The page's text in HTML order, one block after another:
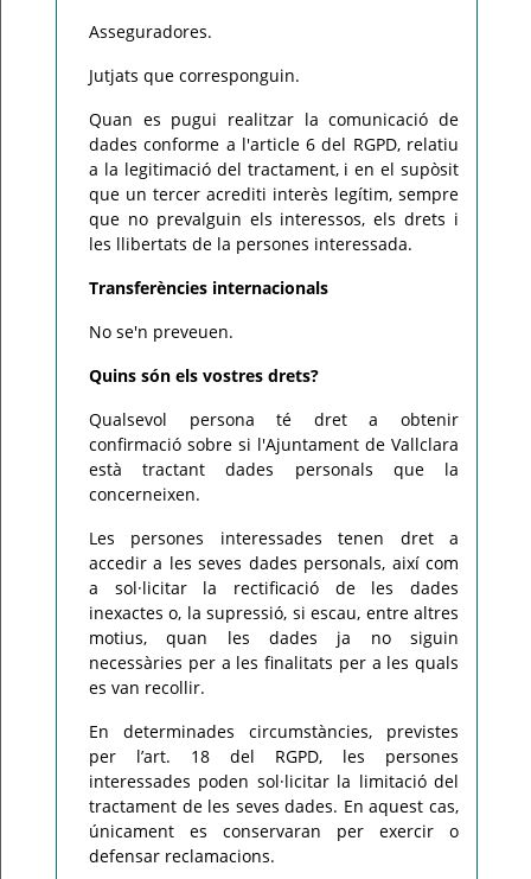
Asseguradores.
Jutjats que corresponguin.
Quan es pugui realitzar la comunicació de
dades conforme a l'article 6 del RGPD, relatiu
a la legitimació del tractament, i en el supòsit
que un tercer acrediti interès legítim, sempre
que no prevalguin els interessos, els drets i
les llibertats de la persones interessada.
Transferències internacionals
No se'n preveuen.
Quins són els vostres drets?
Qualsevol persona té dret a obtenir
confirmació sobre si l'Ajuntament de Vallclara
està tractant dades personals que la
concerneixen.
Les persones interessades tenen dret a
accedir a les seves dades personals, així com
a sol·licitar la rectificació de les dades
inexactes o, la supressió, si escau, entre altres
motius, quan les dades ja no siguin
necessàries per a les finalitats per a les quals
es van recollir.
En determinades circumstàncies, previstes
per l’art. 18 del RGPD, les persones
interessades poden sol·licitar la limitació del
tractament de les seves dades. En aquest cas,
únicament es conservaran per exercir o
defensar reclamacions.